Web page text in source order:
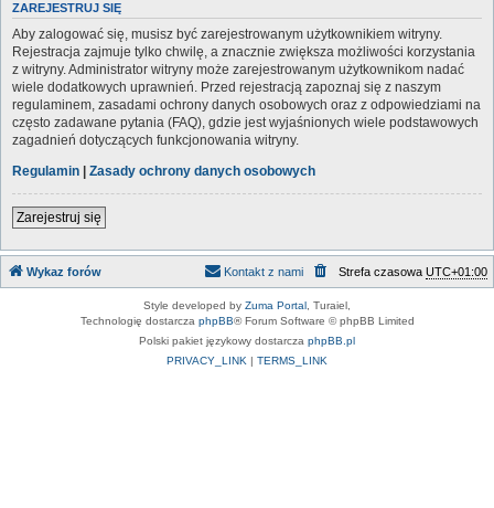
ZAREJESTRUJ SIĘ
Aby zalogować się, musisz być zarejestrowanym użytkownikiem witryny.
Rejestracja zajmuje tylko chwilę, a znacznie zwiększa możliwości korzystania
z witryny. Administrator witryny może zarejestrowanym użytkownikom nadać
wiele dodatkowych uprawnień. Przed rejestracją zapoznaj się z naszym
regulaminem, zasadami ochrony danych osobowych oraz z odpowiedziami na
często zadawane pytania (FAQ), gdzie jest wyjaśnionych wiele podstawowych
zagadnień dotyczących funkcjonowania witryny.
Regulamin | Zasady ochrony danych osobowych
Zarejestruj się
Wykaz forów Strefa czasowa UTC+01:00
Kontakt z nami
Style developed by Zuma Portal , Turaiel,
Technologię dostarcza phpBB® Forum Software © phpBB Limited
Polski pakiet językowy dostarcza phpBB.pl
PRIVACY_LINK | TERMS_LINK